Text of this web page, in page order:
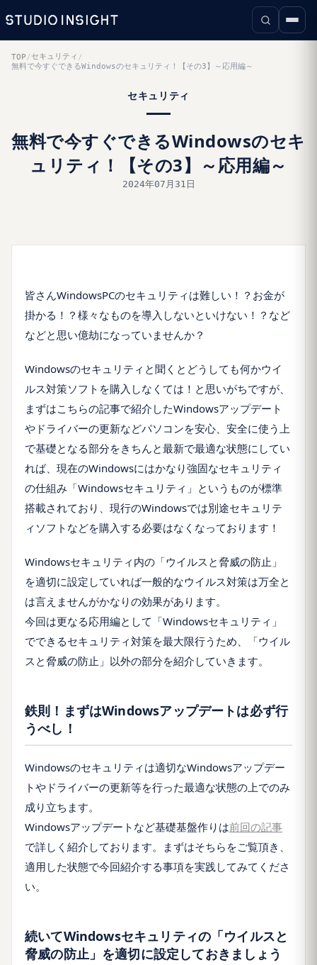
TOP /セキュリティ /
無料で今すぐできるWindowsのセキュリティ！【その3】～応用編～
セキュリティ
無料で今すぐできるWindowsのセキ
ュリティ！【その3】～応用編～
2024年07月31日
皆さんWindowsPCのセキュリティは難しい！？お金が
掛かる！？様々なものを導入しないといけない！？など
などと思い億劫になっていませんか？
Windowsのセキュリティと聞くとどうしても何かウイ
ルス対策ソフトを購入しなくては！と思いがちですが、
まずはこちらの記事で紹介したWindowsアップデート
やドライバーの更新などパソコンを安心、安全に使う上
で基礎となる部分をきちんと最新で最適な状態にしてい
れば、現在のWindowsにはかなり強固なセキュリティ
の仕組み「Windowsセキュリティ」というものが標準
搭載されており、現行のWindowsでは別途セキュリテ
ィソフトなどを購入する必要はなくなっております！
Windowsセキュリティ内の「ウイルスと脅威の防止」
を適切に設定していれば一般的なウイルス対策は万全と
は言えませんがかなりの効果があります。
今回は更なる応用編として「Windowsセキュリティ」
でできるセキュリティ対策を最大限行うため、「ウイル
スと脅威の防止」以外の部分を紹介していきます。
鉄則！まずはWindowsアップデートは必ず行
うべし！
Windowsのセキュリティは適切なWindowsアップデー
トやドライバーの更新等を行った最適な状態の上でのみ
成り立ちます。
Windowsアップデートなど基礎基盤作りは前回の記事
で詳しく紹介しております。まずはそちらをご覧頂き、
適用した状態で今回紹介する事項を実践してみてくださ
い。
続いてWindowsセキュリティの「ウイルスと
脅威の防止」を適切に設定しておきましょう